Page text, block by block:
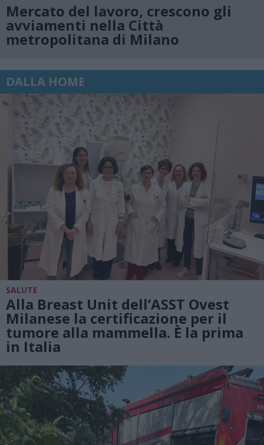
Mercato del lavoro, crescono gli
avviamenti nella Città
metropolitana di Milano
DALLA HOME
SALUTE
Alla Breast Unit dell’ASST Ovest
Milanese la certificazione per il
tumore alla mammella. È la prima
in Italia